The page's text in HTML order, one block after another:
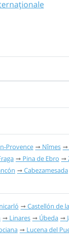
Provence Nîmes
Pina de Ebro
Cabezamesada
Castellón de
Linares Úbeda
Lucena del